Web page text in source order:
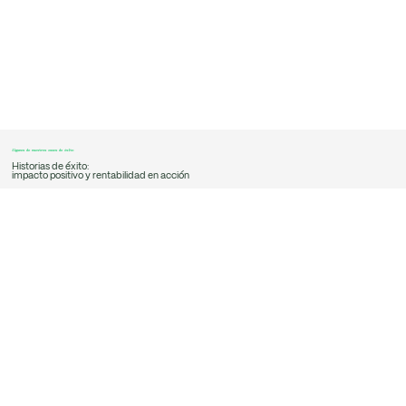
Algunos de nuestros casos de éxito
Historias de éxito:
impacto positivo y rentabilidad en acción